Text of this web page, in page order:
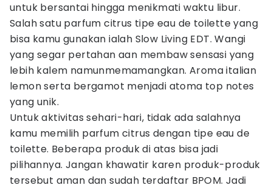
untuk bersantai hingga menikmati waktu libur.
Salah satu parfum citrus tipe eau de toilette yang
bisa kamu gunakan ialah Slow Living EDT. Wangi
yang segar pertahan aan membaw sensasi yang
lebih kalem namunmemamangkan. Aroma italian
lemon serta bergamot menjadi atoma top notes
yang unik.
Untuk aktivitas sehari-hari, tidak ada salahnya
kamu memilih parfum citrus dengan tipe eau de
toilette. Beberapa produk di atas bisa jadi
pilihannya. Jangan khawatir karen produk-produk
tersebut aman dan sudah terdaftar BPOM. Jadi